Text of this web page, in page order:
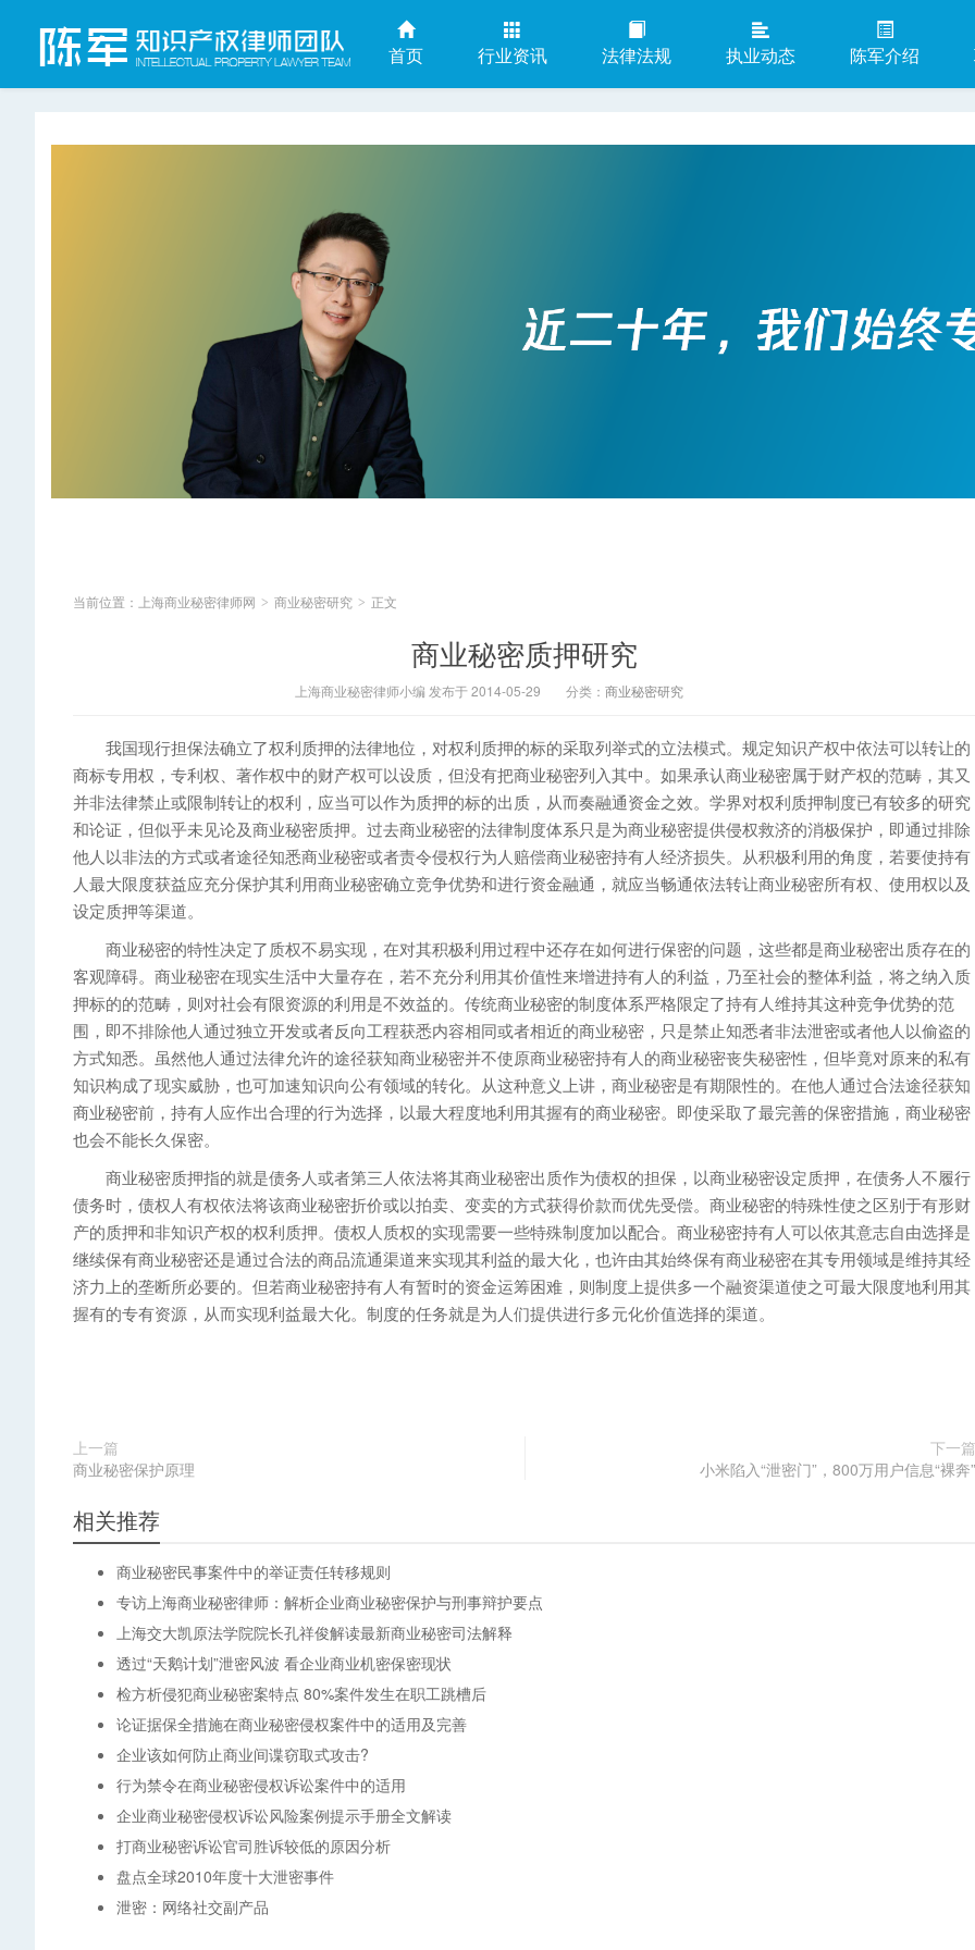
首页 行业资讯 法律法规 执业动态 陈军介绍
当前位置： 上海商业秘密律师网 > 商业秘密研究 > 正文
商业秘密质押研究
上海商业秘密律师小编 发布于 2014-05-29 分类： 商业秘密研究
我国现行担保法确立了权利质押的法律地位，对权利质押的标的采取列举式的立法模式。规定知识产权中依法可以转让的
商标专用权，专利权、著作权中的财产权可以设质，但没有把商业秘密列入其中。如果承认商业秘密属于财产权的范畴，其又
并非法律禁止或限制转让的权利，应当可以作为质押的标的出质，从而奏融通资金之效。学界对权利质押制度已有较多的研究
和论证，但似乎未见论及商业秘密质押。过去商业秘密的法律制度体系只是为商业秘密提供侵权救济的消极保护，即通过排除
他人以非法的方式或者途径知悉商业秘密或者责令侵权行为人赔偿商业秘密持有人经济损失。从积极利用的角度，若要使持有
人最大限度获益应充分保护其利用商业秘密确立竞争优势和进行资金融通，就应当畅通依法转让商业秘密所有权、使用权以及
设定质押等渠道。
商业秘密的特性决定了质权不易实现，在对其积极利用过程中还存在如何进行保密的问题，这些都是商业秘密出质存在的
客观障碍。商业秘密在现实生活中大量存在，若不充分利用其价值性来增进持有人的利益，乃至社会的整体利益，将之纳入质
押标的的范畴，则对社会有限资源的利用是不效益的。传统商业秘密的制度体系严格限定了持有人维持其这种竞争优势的范
围，即不排除他人通过独立开发或者反向工程获悉内容相同或者相近的商业秘密，只是禁止知悉者非法泄密或者他人以偷盗的
方式知悉。虽然他人通过法律允许的途径获知商业秘密并不使原商业秘密持有人的商业秘密丧失秘密性，但毕竟对原来的私有
知识构成了现实威胁，也可加速知识向公有领域的转化。从这种意义上讲，商业秘密是有期限性的。在他人通过合法途径获知
商业秘密前，持有人应作出合理的行为选择，以最大程度地利用其握有的商业秘密。即使采取了最完善的保密措施，商业秘密
也会不能长久保密。
商业秘密质押指的就是债务人或者第三人依法将其商业秘密出质作为债权的担保，以商业秘密设定质押，在债务人不履行
债务时，债权人有权依法将该商业秘密折价或以拍卖、变卖的方式获得价款而优先受偿。商业秘密的特殊性使之区别于有形财
产的质押和非知识产权的权利质押。债权人质权的实现需要一些特殊制度加以配合。商业秘密持有人可以依其意志自由选择是
继续保有商业秘密还是通过合法的商品流通渠道来实现其利益的最大化，也许由其始终保有商业秘密在其专用领域是维持其经
济力上的垄断所必要的。但若商业秘密持有人有暂时的资金运筹困难，则制度上提供多一个融资渠道使之可最大限度地利用其
握有的专有资源，从而实现利益最大化。制度的任务就是为人们提供进行多元化价值选择的渠道。
上一篇
商业秘密保护原理
下一篇
小米陷入“泄密门”，800万用户信息“裸奔”
相关推荐
商业秘密民事案件中的举证责任转移规则
专访上海商业秘密律师：解析企业商业秘密保护与刑事辩护要点
上海交大凯原法学院院长孔祥俊解读最新商业秘密司法解释
透过“天鹅计划”泄密风波 看企业商业机密保密现状
检方析侵犯商业秘密案特点 80%案件发生在职工跳槽后
论证据保全措施在商业秘密侵权案件中的适用及完善
企业该如何防止商业间谍窃取式攻击?
行为禁令在商业秘密侵权诉讼案件中的适用
企业商业秘密侵权诉讼风险案例提示手册全文解读
打商业秘密诉讼官司胜诉较低的原因分析
盘点全球2010年度十大泄密事件
泄密：网络社交副产品